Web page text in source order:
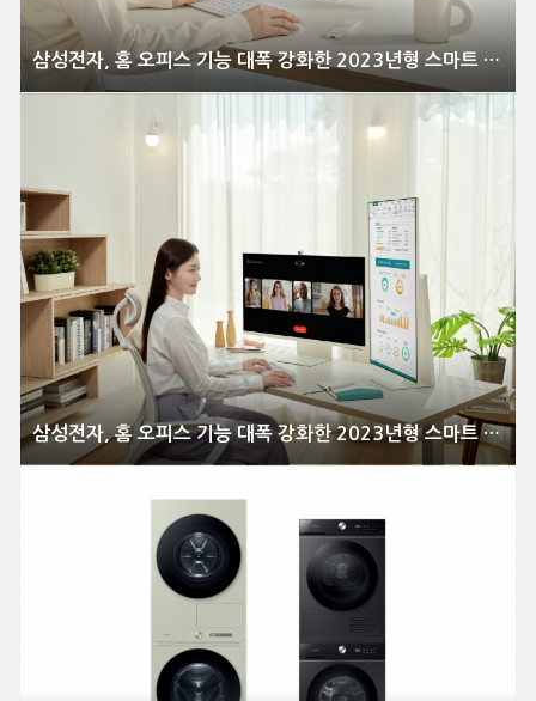
삼성전자, 홈 오피스 기능 대폭 강화한 2023년형 스마트 모니터 풀 라인업 출시
삼성전자, 홈 오피스 기능 대폭 강화한 2023년형 스마트 모니터 풀 라인업 출시